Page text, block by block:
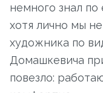
немного знал
хотя лично мы
художника по
Домашкевича
повезло: